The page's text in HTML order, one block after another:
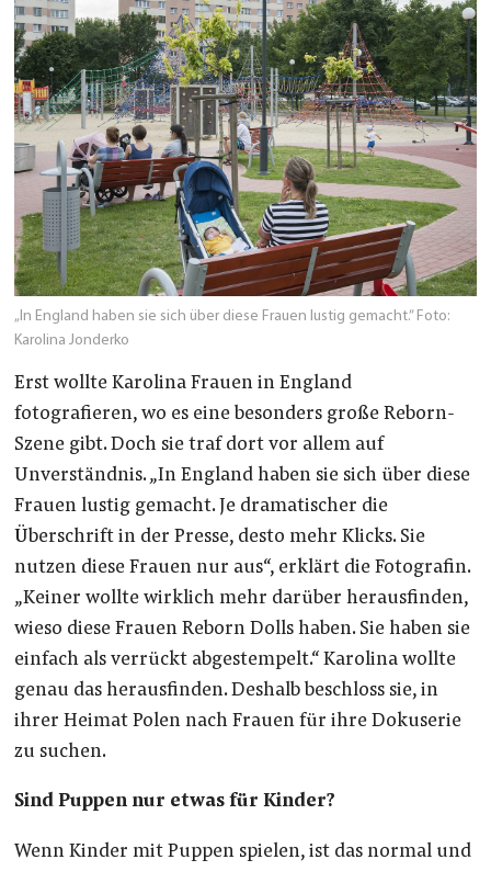
„In England haben sie sich über diese Frauen lustig gemacht.” Foto:
Karolina Jonderko
Erst wollte Karolina Frauen in England
fotografieren, wo es eine besonders große Reborn-
Szene gibt. Doch sie traf dort vor allem auf
Unverständnis. „In England haben sie sich über diese
Frauen lustig gemacht. Je dramatischer die
Überschrift in der Presse, desto mehr Klicks. Sie
nutzen diese Frauen nur aus“, erklärt die Fotografin.
„Keiner wollte wirklich mehr darüber herausfinden,
wieso diese Frauen Reborn Dolls haben. Sie haben sie
einfach als verrückt abgestempelt.“ Karolina wollte
genau das herausfinden. Deshalb beschloss sie, in
ihrer Heimat Polen nach Frauen für ihre Dokuserie
zu suchen.
Sind Puppen nur etwas für Kinder?
Wenn Kinder mit Puppen spielen, ist das normal und